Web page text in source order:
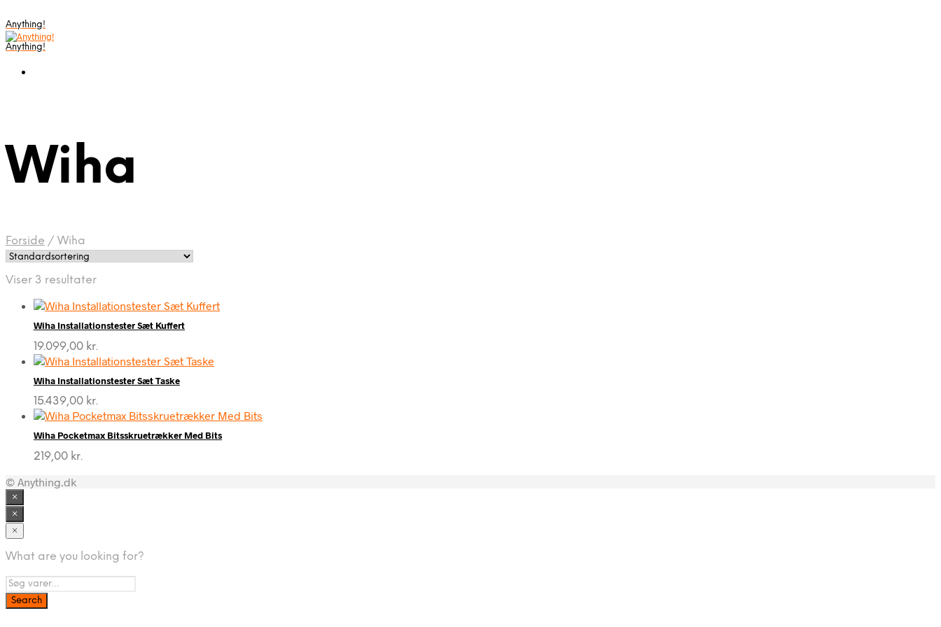
Anything!
Anything!
Wiha
Forside / Wiha
Viser 3 resultater
Wiha Installationstester Sæt Kuffert
19.099,00 kr.
Wiha Installationstester Sæt Taske
15.439,00 kr.
Wiha Pocketmax Bitsskruetrækker Med Bits
219,00 kr.
© Anything.dk
×
×
×
What are you looking for?